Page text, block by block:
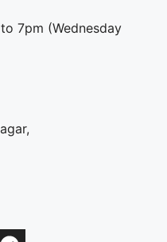
7pm (Wednesday